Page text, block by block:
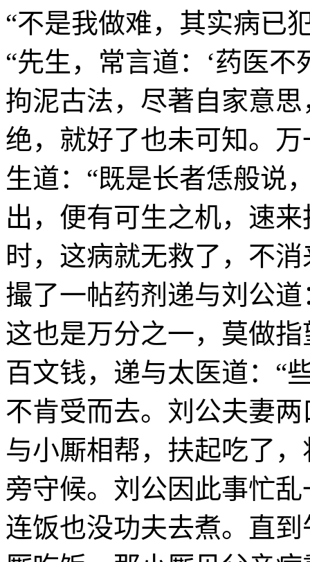
“不是我做难，其实病已
“先生，常言道：‘药医
拘泥古法，尽著自家意
绝，就好了也未可知。
生道：“既是长者恁般说
出，便有可生之机，速
时，这病就无救了，不
撮了一帖药剂递与刘公
这也是万分之一，莫做
百文钱，递与太医道：“
不肯受而去。刘公夫妻
与小厮相帮，扶起吃了
旁守候。刘公因此事忙
连饭也没功夫去煮。直